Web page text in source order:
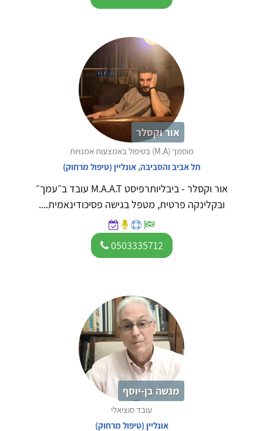
אור וקסלר
מוסמך (M.A) בטיפול באמצעות אמנויות
תל אביב והסביבה,אונליין (טיפול מרחוק)
אור וקסלר - ביבליותרפיסט M.A.A.T עובד ב״עמך״
ובקלינקה פרטית, מטפל בגישה פסיכודינאמית....
0503335712
מנשה בן-יוסף
עובד סוציאלי
אונליין (טיפול מרחוק)